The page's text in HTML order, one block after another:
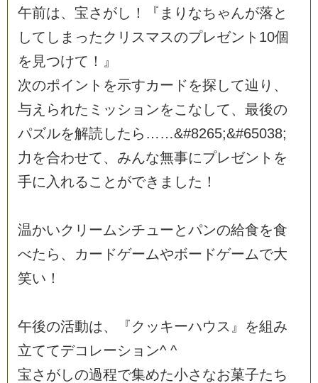
午前は、 宝さ がし ！ 『 ま り なちゃんが落と
して し ま ったク リ スマ スのプレゼン ト 10個
を 見つけて ！
』
次のポイ ン ト を示すカー ドを探 して辿 り 、
与え られた ミ ッ シ ョ ンをこ な して、 最後の
パズルを解読 した ら ……&#8265;&#65038;
力 を合わせて、 みんな無事にプレゼン ト を
手に 入 れるこ と ができ ま した ！
温かいク リ ームシチ ュ ーとパンの給食を食
べた ら 、 カー ドゲームやボー ドゲームで大
笑い ！
午後の活動は、 『ク ッ キーハウ ス 』 を組み
立ててデコ レーシ ョ ン^ ^
宝さ がしの過程で集めた小さ なお菓子たち